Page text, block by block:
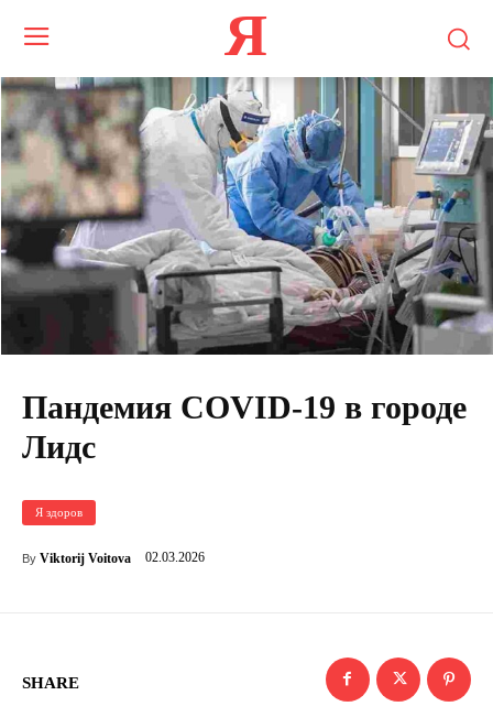
Я
Пандемия COVID-19 в городе
Лидс
Я здоров
By Viktorij Voitova 02.03.2026
SHARE